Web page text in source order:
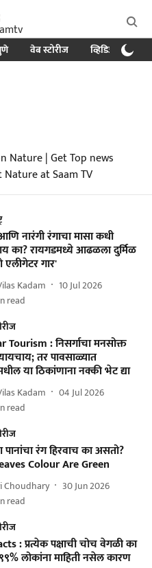
वेब स्टोरीज व्हिडिओ
Nature | Get Top news
at Saam TV
नारंगी रंगाचा मासा कधी
का? रायगडमध्ये आढळला दुर्मिळ
एलीगेटर गार'
Kadam
10 Jul 2026
read
Tourism : निसर्गाचा मनसोक्त
तर पावसाळ्यात
या ठिकांणाना नक्की भेट द्या
Kadam
04 Jul 2026
read
पानांचा रंग हिरवाच का असतो?
Colour Are Green
Choudhary
30 Jun 2026
read
: प्रत्येक पक्षाची चोच वेगळी का
लोकांना माहिती नसेल कारण